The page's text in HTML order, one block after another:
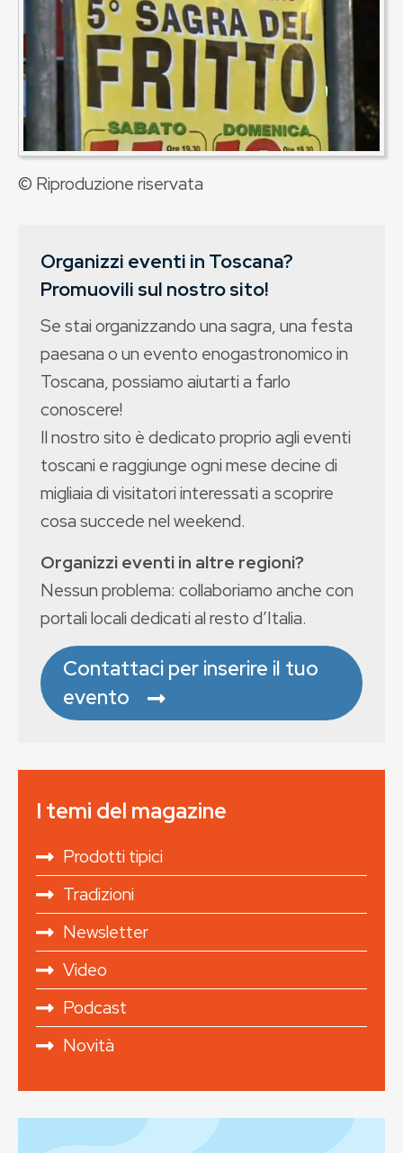
© Riproduzione riservata
Organizzi eventi in Toscana?
Promuovili sul nostro sito!
Se stai organizzando una sagra, una festa
paesana o un evento enogastronomico in
Toscana, possiamo aiutarti a farlo
conoscere!
Il nostro sito è dedicato proprio agli eventi
toscani e raggiunge ogni mese decine di
migliaia di visitatori interessati a scoprire
cosa succede nel weekend.
Organizzi eventi in altre regioni?
Nessun problema: collaboriamo anche con
portali locali dedicati al resto d’Italia.
Contattaci per inserire il tuo
evento
I temi del magazine
Prodotti tipici
Tradizioni
Newsletter
Video
Podcast
Novità